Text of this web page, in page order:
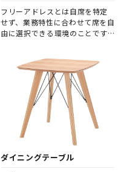
フリーアドレスとは自席を特定
せず、業務特性に合わせて席を自
由に選択できる環境のことです。
に対応可能なオフィスワーク環
境を実現します。 また、席を固
定しないことで、社員同士の着
席位置が都度変わり、より活発
なコミュニケーションが期待で
きます。
ダイニングテーブル